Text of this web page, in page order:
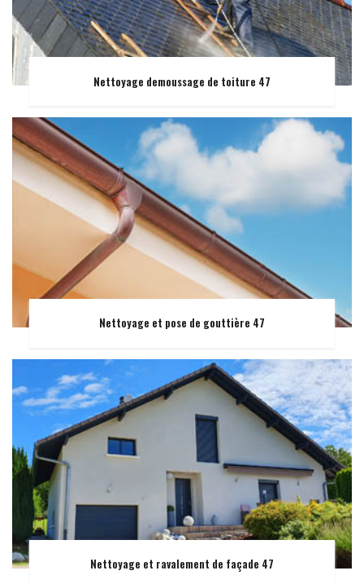
Nettoyage demoussage de toiture 47
Nettoyage et pose de gouttière 47
Nettoyage et ravalement de façade 47